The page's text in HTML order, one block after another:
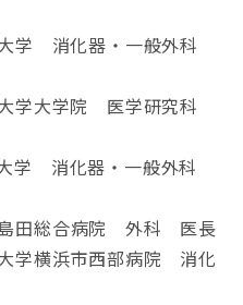
学 消化器・一般外科
学大学院 医学研究科
消化器・一般外科
合病院 外科 医長
学横浜市西部病院 消化